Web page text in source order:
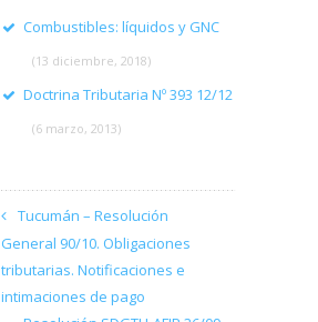
Combustibles: líquidos y GNC
(13 diciembre, 2018)
Doctrina Tributaria Nº 393 12/12
(6 marzo, 2013)
Tucumán – Resolución
General 90/10. Obligaciones
tributarias. Notificaciones e
intimaciones de pago